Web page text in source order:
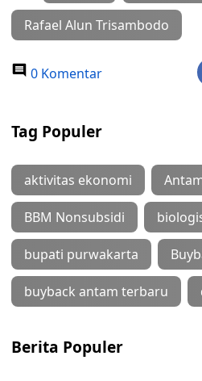
Rafael Alun Trisambodo
0 Komentar
Tag Populer
aktivitas ekonomi
BBM Nonsubsidi
bupati purwakarta
buyback antam terbaru
Berita Populer